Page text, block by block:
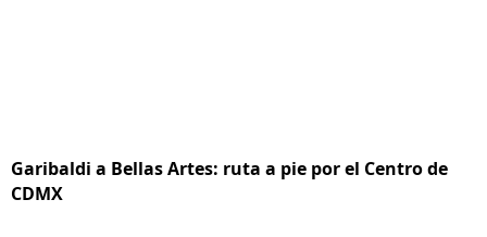
Garibaldi a Bellas Artes: ruta a pie por el Centro de
CDMX